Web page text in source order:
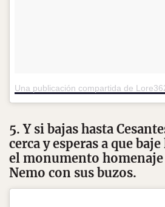
Una publicación compartida de
5. Y si bajas hasta
cerca y esperas a que
el monumento homenaje
Nemo con sus buzos.